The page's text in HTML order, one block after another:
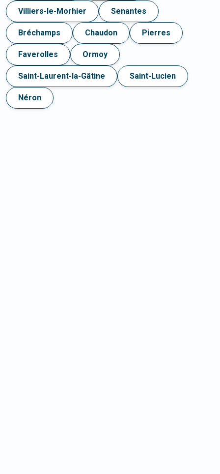
Villiers-le-Morhier Senantes
Bréchamps Chaudon Pierres
Faverolles Ormoy
Saint-Laurent-la-Gâtine Saint-Lucien
Néron